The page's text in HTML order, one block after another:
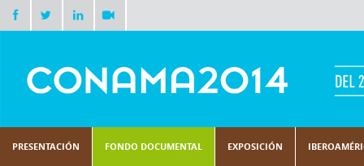
PRESENTACIÓN FONDO DOCUMENTAL EXPOSICIÓN